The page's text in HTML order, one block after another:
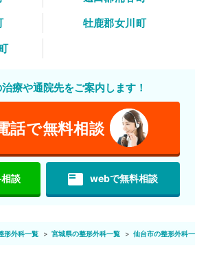
牡鹿郡女川町
療や通院先をご案内します！
話で無料相談
談 featured_play_list webで無料相談
形外科一覧 宮城県の整形外科一覧 仙台市の整形外科一